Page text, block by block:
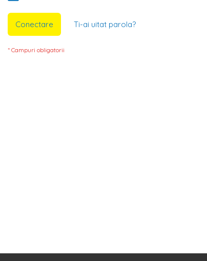
Conectare Ti-ai uitat parola?